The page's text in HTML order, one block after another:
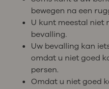
bewegen na een
U kunt meestal niet
bevalling.
Uw bevalling kan
omdat u niet goed
persen.
Omdat u niet goed